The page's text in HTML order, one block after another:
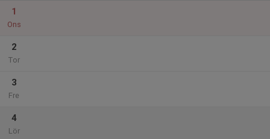
1
Ons
2
Tor
3
Fre
4
Lör